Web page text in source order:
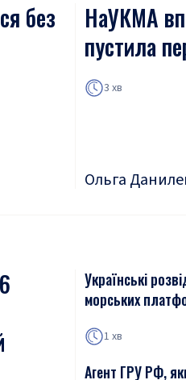
без
НаУКМА
пустила
3 хв
Ольга
Українські
морських
1 хв
Агент ГРУ РФ,